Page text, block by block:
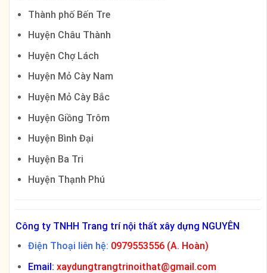
Thành phố Bến Tre
Huyện Châu Thành
Huyện Chợ Lách
Huyện Mỏ Cày Nam
Huyện Mỏ Cày Bắc
Huyện Giồng Trôm
Huyện Bình Đại
Huyện Ba Tri
Huyện Thạnh Phú
Công ty TNHH Trang trí nội thất xây dựng NGUYÊN
Điện Thoại liên hệ: 0979553556 (A. Hoàn)
Email: xaydungtrangtrinoithat@gmail.com